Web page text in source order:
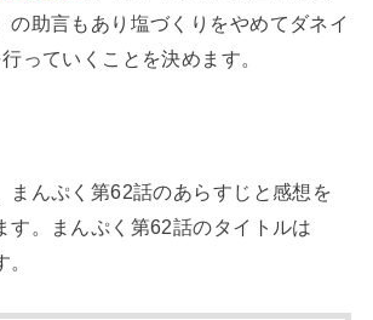
の助言もあり塩づくりをやめてダネイ
っていくことを決めます。
まんぷく第62話のあらすじと感想を
す。まんぷく第62話のタイトルは